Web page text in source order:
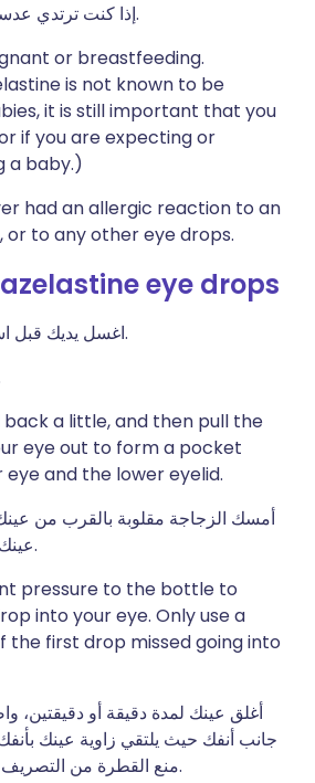
إذا كنت ترتدي عدسات لاصقة ناعمة.
or breastfeeding.
is not known to be
it is still important that you
if you are expecting or
a baby.)
had an allergic reaction to an
or to any other eye drops.
eye drops
اغسل يديك قبل استخدام القطرات.
back a little, and then pull the
eye out to form a pocket
and the lower eyelid.
أمسك الزجاجة مقلوبة بالقرب من
عينك أثناء القيام بذلك.
pressure to the bottle to
into your eye. Only use a
the first drop missed going into
أغلق عينك لمدة دقيقة أو
جانب أنفك حيث يلتقي زاوية عينك
منع القطرة من التصريف ويبقيها في عينك.